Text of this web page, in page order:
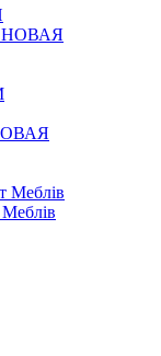
НОВАЯ
Меблів